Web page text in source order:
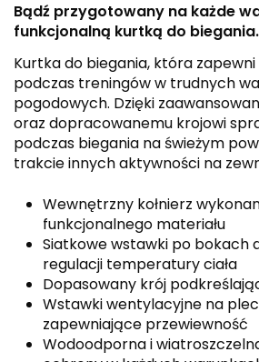
Bądź przygotowany na każde
funkcjonalną kurtką do biegania.
Kurtka do biegania, która
podczas treningów w trudnych
pogodowych. Dzięki
oraz dopracowanemu krojowi
podczas biegania na świeżym
trakcie innych aktywności na
Wewnętrzny kołnierz
funkcjonalnego materiału
Siatkowe wstawki po bokach
regulacji temperatury ciała
Dopasowany krój
Wstawki wentylacyjne na
zapewniające przewiewność
Wodoodporna i